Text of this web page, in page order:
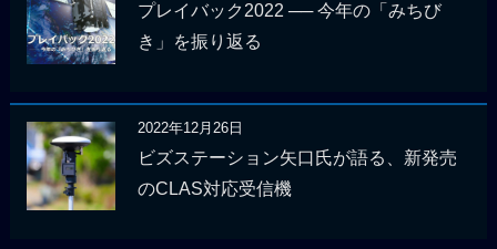
プレイバック2022 ── 今年の「みちび
き」を振り返る
2022年12月26日
ビズステーション矢口氏が語る、新発売
のCLAS対応受信機